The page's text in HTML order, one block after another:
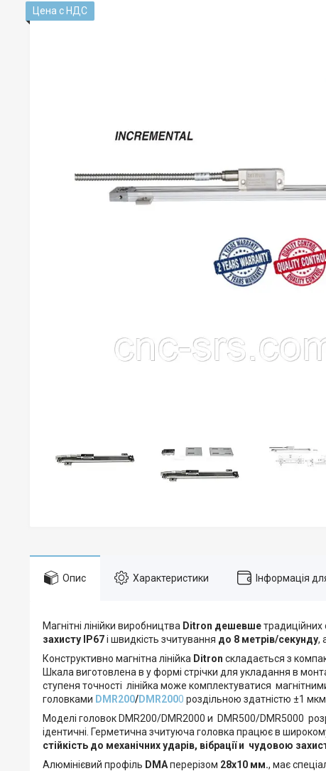
Цена с НДС
Опис Характеристики Інформація
Магнітні лінійки виробництва Ditron дешевшетрадиційних
захисту IP67і швидкість зчитування до 8 метрів/секунду,
Конструктивно магнітна лінійка Ditron складається з
Шкала виготовлена в у формі стрічки для укладання в
ступеня точності лінійка може комплектуватися
головками DMR200/DMR2000 роздільною здатністю ±1
Моделі головок DMR200/DMR2000 и DMR500/DMR5000
ідентичні. Герметична зчитуюча головка працює в
стійкість до механічних ударів, вібрації и чудовою
Алюмінієвий профіль DMAперерізом 28х10 мм., має